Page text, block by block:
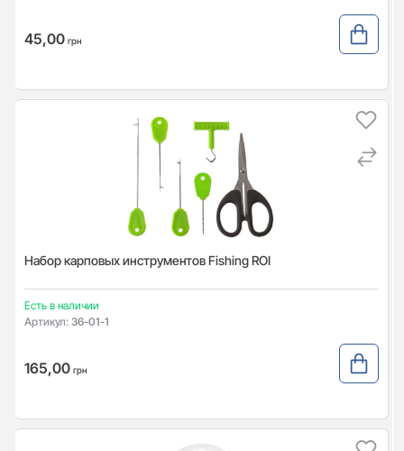
45,00 грн
Набор карповых инструментов Fishing ROI
Есть в наличии
Артикул: 36-01-1
165,00 грн